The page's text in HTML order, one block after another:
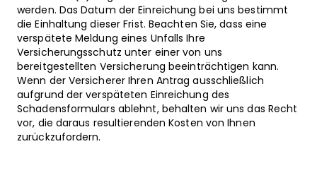
werden. Das Datum der Einreichung bei uns bestimmt
die Einhaltung dieser Frist. Beachten Sie, dass eine
verspätete Meldung eines Unfalls Ihre
Versicherungsschutz unter einer von uns
bereitgestellten Versicherung beeinträchtigen kann.
Wenn der Versicherer Ihren Antrag ausschließlich
aufgrund der verspäteten Einreichung des
Schadensformulars ablehnt, behalten wir uns das Recht
vor, die daraus resultierenden Kosten von Ihnen
zurückzufordern.